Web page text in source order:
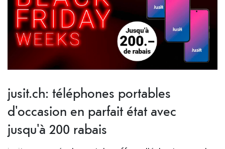
jusit.ch: téléphones portables
d'occasion en parfait état avec
jusqu'à 200 rabais